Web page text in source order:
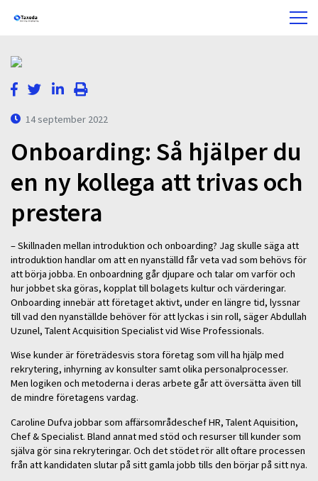
14 september 2022
Onboarding: Så hjälper du
en ny kollega att trivas och
prestera
– Skillnaden mellan introduktion och onboarding? Jag skulle säga att
introduktion handlar om att en nyanställd får veta vad som behövs för
att börja jobba. En onboardning går djupare och talar om varför och
hur jobbet ska göras, kopplat till bolagets kultur och värderingar.
Onboarding innebär att företaget aktivt, under en längre tid, lyssnar
till vad den nyanställde behöver för att lyckas i sin roll, säger Abdullah
Uzunel, Talent Acquisition Specialist vid Wise Professionals.
Wise kunder är företrädesvis stora företag som vill ha hjälp med
rekrytering, inhyrning av konsulter samt olika personalprocesser.
Men logiken och metoderna i deras arbete går att översätta även till
de mindre företagens vardag.
Caroline Dufva jobbar som affärsområdeschef HR, Talent Aquisition,
Chef & Specialist. Bland annat med stöd och resurser till kunder som
själva gör sina rekryteringar. Och det stödet rör allt oftare processen
från att kandidaten slutar på sitt gamla jobb tills den börjar på sitt nya.